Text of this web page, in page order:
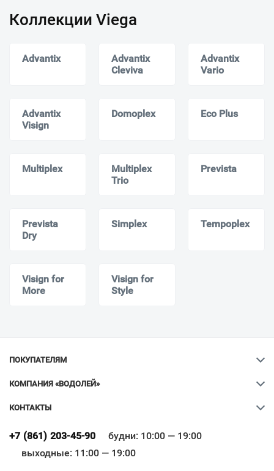
Коллекции Viega
Advantix
Advantix
Cleviva
Advantix
Vario
Advantix
Visign
Domoplex Eco Plus
Multiplex
Multiplex
Trio
Prevista
Prevista
Dry
Simplex Tempoplex
Visign for
More
Visign for
Style
ПОКУПАТЕЛЯМ
КОМПАНИЯ «ВОДОЛЕЙ»
КОНТАКТЫ
+7 (861) 203-45-90
будни: 10:00 — 19:00
выходные: 11:00 — 19:00
Всё верно